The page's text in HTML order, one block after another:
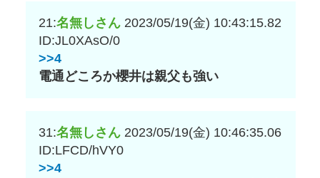
21:名無しさん 2023/05/19(金) 10:43:15.82
ID:JL0XAsO/0
>>4
電通どころか櫻井は親父も強い
31:名無しさん 2023/05/19(金) 10:46:35.06
ID:LFCD/hVY0
>>4